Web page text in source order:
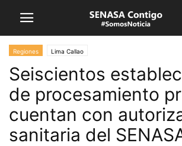
Regiones Lima Callao
Seiscientos
de procesamiento
cuentan con
sanitaria del